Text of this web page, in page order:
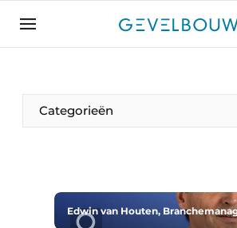
Aanmelden
Bedrijven
Contact
Evenement aanmelden
Categorieën
Edwin van Houten,